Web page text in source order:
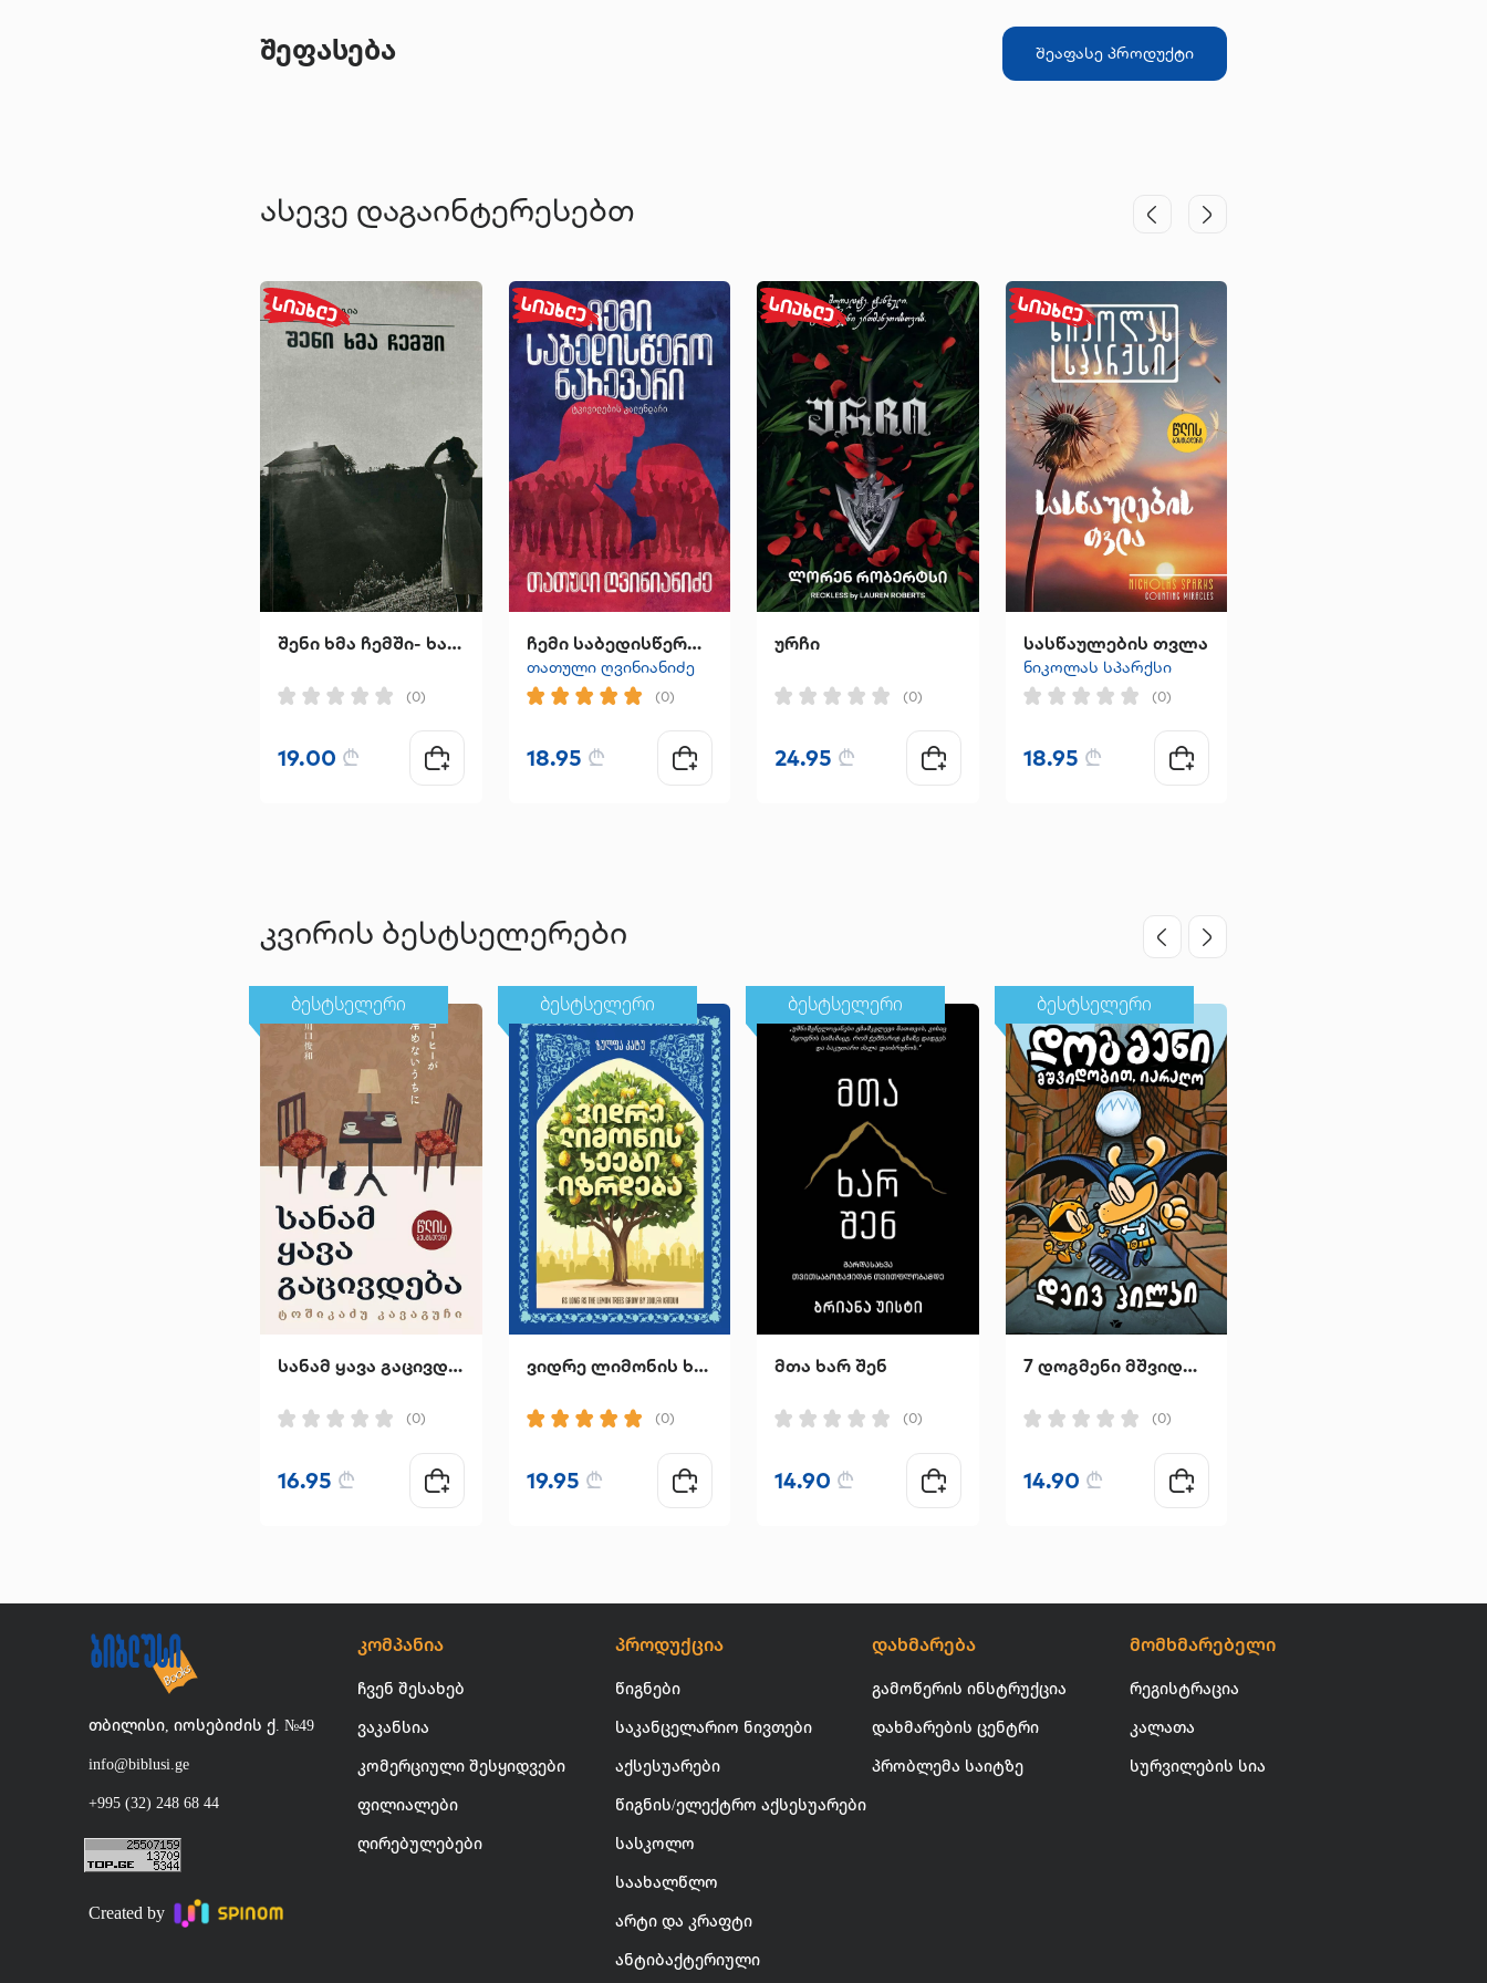
შემოქმედებაში თანაბარი სიძლიერით არის
წარმოჩენილი ლირიზმი და იუმორი: ”რუმბი”,
1911; ”ქაღალდის კაცი”, 1920. მის თხზულებათა
ერთ ნაწილს ლეგენდურ-ზღაპრული შინაარსი
”ბილიკებიდან ლიანდაგზე” (1928) ეხმაურება
(გამოქვეყნდა 1953 წელს). მხატვრული სიტყვის
ბრწყინვალე ოსტატმა ნ. ლორთქიფანიძემ
მნიშვნელოვნად განსაზღვრა XX საუკუნის
ქართული პროზის განვითარება.
შეფასება შეაფასე პროდუქტი
ასევე დაგაინტერესებთ
შენი ხმა ჩემში- ხატია ინჯგია
(0)
19.00 ₾
ჩემი საბედისწერო ნახევარი
თათული ღვინიანიძე
(0)
18.95 ₾
ურჩი
(0)
24.95 ₾
სასწაულების თვლა
ნიკოლას სპარქსი
(0)
18.95 ₾
კვირის ბესტსელერები
ბესტსელერი
სანამ ყავა გაცივდება
(0)
16.95 ₾
ბესტსელერი
ვიდრე ლიმონის ხეები იზრდება
(0)
19.95 ₾
ბესტსელერი
მთა ხარ შენ
(0)
14.90 ₾
ბესტსელერი
7 დოგმენი მშვიდობით იარაღო
(0)
14.90 ₾
თბილისი, იოსებიძის ქ. №49
info@biblusi.ge
+995 (32) 248 68 44
Created by
კომპანია
ჩვენ შესახებ
ვაკანსია
კომერციული შესყიდვები
ფილიალები
ღირებულებები
პროდუქცია
წიგნები
საკანცელარიო ნივთები
აქსესუარები
წიგნის/ელექტრო აქსესუარები
სასკოლო
საახალწლო
არტი და კრაფტი
ანტიბაქტერიული
დახმარება
გამოწერის ინსტრუქცია
დახმარების ცენტრი
პრობლემა საიტზე
მომხმარებელი
რეგისტრაცია
კალათა
სურვილების სია